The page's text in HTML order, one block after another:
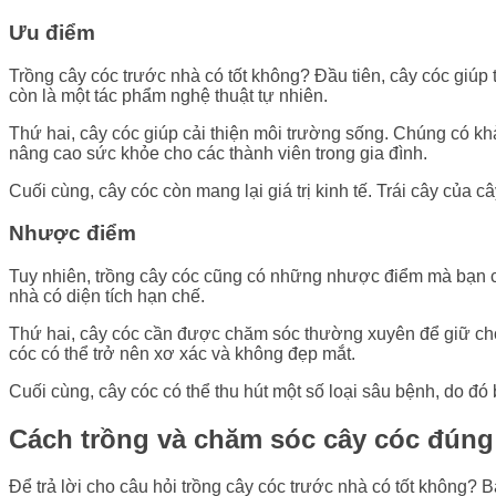
Ưu điểm
Trồng cây cóc trước nhà có tốt không? Đầu tiên, cây cóc
còn là một tác phẩm nghệ thuật tự nhiên.
Thứ hai, cây cóc giúp cải thiện môi trường sống. Chúng có
nâng cao sức khỏe cho các thành viên trong gia đình.
Cuối cùng, cây cóc còn mang lại giá trị kinh tế. Trái cây của
Nhược điểm
Tuy nhiên, trồng cây cóc cũng có những nhược điểm mà
nhà có diện tích hạn chế.
Thứ hai, cây cóc cần được chăm sóc thường xuyên để giữ
cóc có thể trở nên xơ xác và không đẹp mắt.
Cuối cùng, cây cóc có thể thu hút một số loại sâu bệnh, do
Cách trồng và chăm sóc cây cóc
Để trả lời cho câu hỏi trồng cây cóc trước nhà có tốt không?